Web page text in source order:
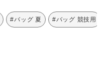
#バッグ 夏 #バッグ 競技用